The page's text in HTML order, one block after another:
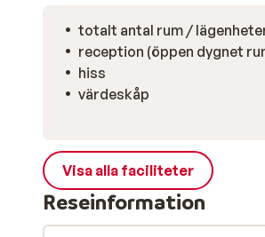
totalt antal rum /
reception (öppen dygnet
hiss
värdeskåp
Visa alla faciliteter
Reseinformation